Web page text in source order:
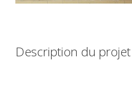
Description du projet